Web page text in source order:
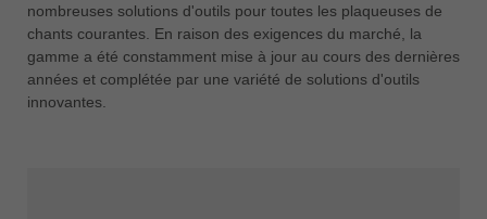
nombreuses solutions d'outils pour toutes les plaqueuses de
chants courantes. En raison des exigences du marché, la
gamme a été constamment mise à jour au cours des dernières
années et complétée par une variété de solutions d'outils
innovantes.